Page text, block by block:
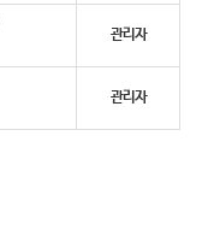
관리자
관리자